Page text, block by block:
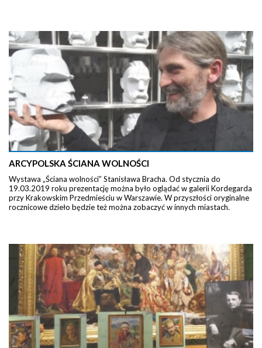
ARCYPOLSKA ŚCIANA WOLNOŚCI
Wystawa „Ściana wolności” Stanisława Bracha. Od stycznia do
19.03.2019 roku prezentację można było oglądać w galerii Kordegarda
przy Krakowskim Przedmieściu w Warszawie. W przyszłości oryginalne
rocznicowe dzieło będzie też można zobaczyć w innych miastach.